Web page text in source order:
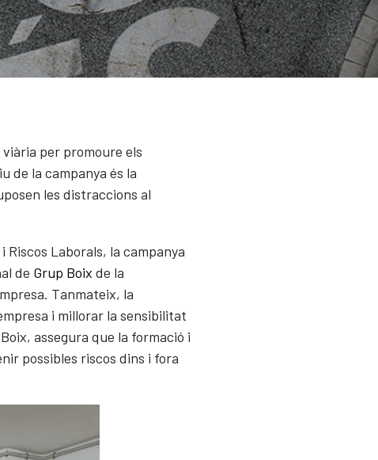
per promoure els
de la campanya és la
les distraccions al
Laborals, la campanya
de Grup Boix de la
Tanmateix, la
i millorar la sensibilitat
assegura que la formació i
possibles riscos dins i fora